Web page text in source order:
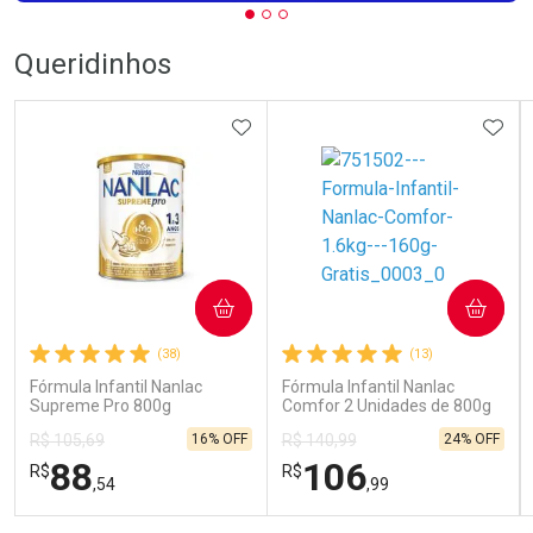
Queridinhos
(38)
Fórmula Infantil Nanlac
Supreme Pro 800g
R$ 105,69
R$88,54
16% OFF
ADICIONAR AOS FAVORITOS
COMPRAR
(13)
Fórmula Infantil Nanlac
Comfor 2 Unidades de 800g
R$ 140,99
R$106,99
24% OFF
COMPRAR